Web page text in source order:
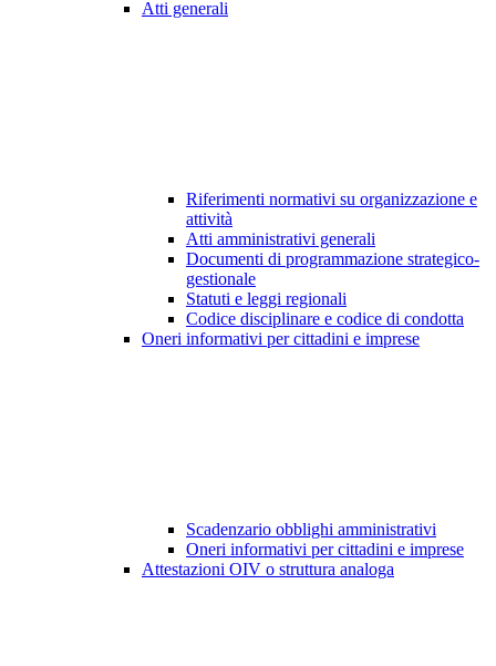
Atti generali
Riferimenti normativi su organizzazione e
attività
Atti amministrativi generali
Documenti di programmazione strategico-
gestionale
Statuti e leggi regionali
Codice disciplinare e codice di condotta
Oneri informativi per cittadini e imprese
Scadenzario obblighi amministrativi
Oneri informativi per cittadini e imprese
Attestazioni OIV o struttura analoga